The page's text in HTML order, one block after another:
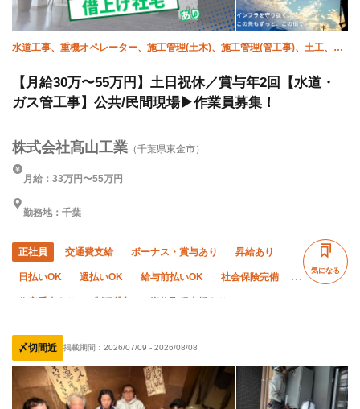
水道工事、重機オペレーター、施工管理(土木)、施工管理(管工事)、土工、衛
【月給30万〜55万円】土日祝休／賞与年2回【水道・
ガス管工事】公共/民間現場▶作業員募集！
株式会社髙山工業 （千葉県東金市）
月給：33万円〜55万円
勤務地：千葉
正社員 交通費支給 ボーナス・賞与あり 昇給あり
日払いOK 週払いOK 給与前払いOK 社会保険完備
ピアス・ネイルOK 寮・社宅あり WワークOK
未経験OK 経験者優遇 有資格者優遇 女性活躍中
年齢不問 夏季休暇 年末年始休暇 車・バイク通勤OK
気になる
〆切間近 掲載期間： 2026/07/09 - 2026/08/08